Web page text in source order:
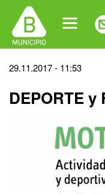
navigation
Back
top
29.11.2017 - 11:53
DEPORTE y